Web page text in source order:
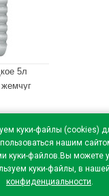
куки-файлы (cookies)
нашим
куки-файлов.Вы можете
куки-файлы, в нашей
конфиденциальности.
5л